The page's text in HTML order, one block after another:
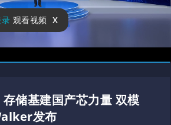
观看视频 x
储基建国产芯力量 双模
发布